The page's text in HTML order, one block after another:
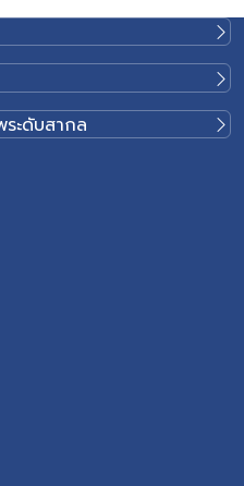
สบเอเป็นโรคติดเชื้อที่มักแพร่
หรือน้ำที่ปนเปื้อนเชื้อ รวมถึง
ไม่สะอาด โดยเฉพาะในพื้นที่ที่
นที่ที่มีผู้คนอยู่รวมกันจำนวน
ยน หรือแหล่งท่องเที่ยวที่มี
ลังได้รับเชื้อ ผู้ป่วยมักเริ่มมี
ห์ อาการที่พบได้ เช่น ไข้
หาร ปวดท้องบริเวณชาย
หรือผิวเหลือง ซึ่งเป็นอาการ
มักหายได้เอง แต่บางกลุ่ม
รุนแรงมากกว่าคนทั่วไป โดย
อยู่เดิม หรือผู้ที่มีภูมิคุ้มกัน
รุนแรงและจำเป็นต้องได้รับ
รัสตับอักเสบบี ช่องทาง
ะดับสากล